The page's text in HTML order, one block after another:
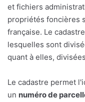
et fichiers
propriétés foncières
française. Le
lesquelles sont
quant à elles,
Le cadastre permet
un numéro de